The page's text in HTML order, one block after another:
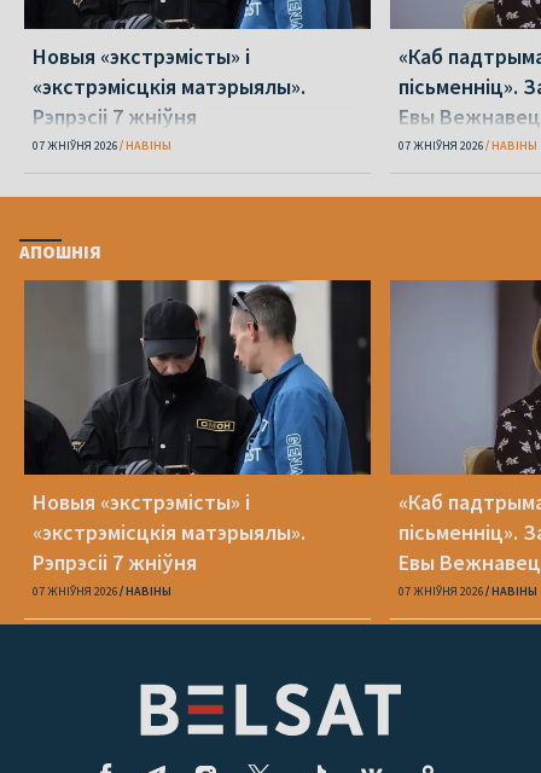
Новыя «экстрэмісты» і
«экстрэмісцкія матэрыялы».
Рэпрэсіі 7 жніўня
07 ЖНІЎНЯ 2026 НАВІНЫ
«Каб
пісьменніц».
Евы Вежнавец
07 ЖНІЎНЯ 2026 НАВІНЫ
АПОШНІЯ
Новыя «экстрэмісты» і
«экстрэмісцкія матэрыялы».
Рэпрэсіі 7 жніўня
07 ЖНІЎНЯ 2026 НАВІНЫ
«Каб
пісьменніц».
Евы Вежнавец
07 ЖНІЎНЯ 2026 НАВІНЫ